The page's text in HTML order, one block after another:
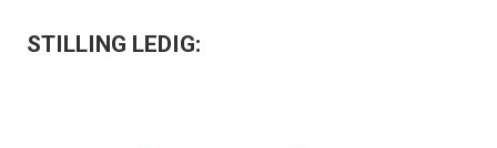
STILLING LEDIG: